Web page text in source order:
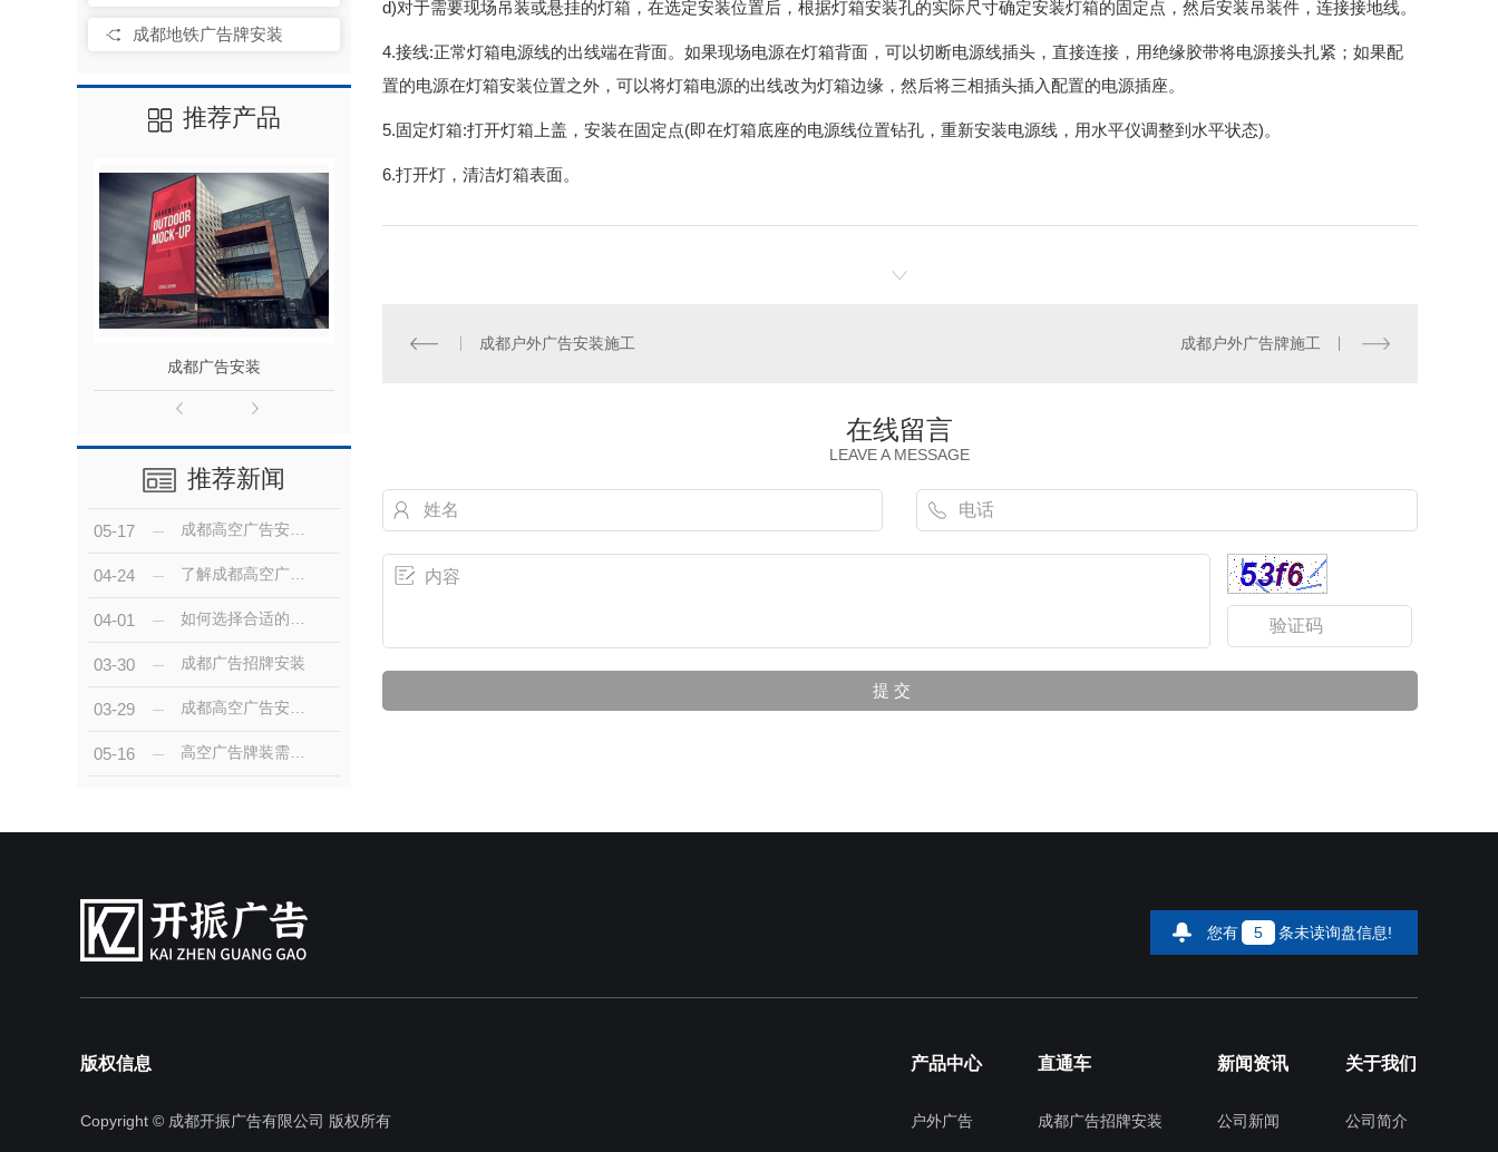
成都地铁广告牌安装
推荐产品
成都广告安装
推荐新闻
05-17
04-24
04-01
03-30 成都广告招牌安装
03-29
05-16
d)对于需要现场吊装或悬挂的灯箱，在选定安装位置后，根据灯箱安装孔的实际尺寸确定安装灯箱的固定点，然后安装吊装件，连接接地线。
4.接线:正常灯箱电源线的出线端在背面。如果现场电源在灯箱背面，可以切断电源线插头，直接连接，用绝缘胶带将电源接头扎紧；如果配
置的电源在灯箱安装位置之外，可以将灯箱电源的出线改为灯箱边缘，然后将三相插头插入配置的电源插座。
5.固定灯箱:打开灯箱上盖，安装在固定点(即在灯箱底座的电源线位置钻孔，重新安装电源线，用水平仪调整到水平状态)。
6.打开灯，清洁灯箱表面。
成都户外广告安装施工 成都户外广告牌施工
在线留言
LEAVE A MESSAGE
您有 5 条未读询盘信息!
版权信息
Copyright © 成都开振广告有限公司 版权所有
产品中心
户外广告
直通车
成都广告招牌安装
新闻资讯
公司新闻
关于我们
公司简介